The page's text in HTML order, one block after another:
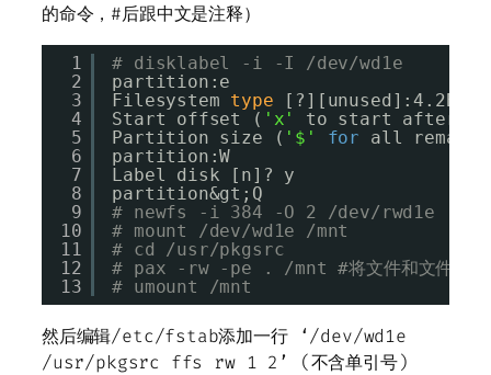
的命令，#后跟中文是注释）
1
2
3
4
5
6
7
8
9
10
11
12
13
# disklabel -i -I /dev/wd1e
partition:e
Filesystem type
[?][unused]:4.2BSD
Start offset ( 'x'
to start after
Partition size ( '$' for
all
partition:W
Label disk [n]? y
partition&gt;Q
# newfs -i 384 -O 2 /dev/rwd1e  #注意这
# mount /dev/wd1e /mnt
# cd /usr/pkgsrc
# pax -rw -pe . /mnt #将文件和文件夹都
# umount /mnt
然后编辑/etc/fstab添加一行 ‘/dev/wd1e
/usr/pkgsrc ffs rw 1 2’ (不含单引号)